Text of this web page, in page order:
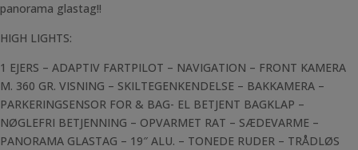
panorama glastag!!
HIGH LIGHTS:
1 EJERS – ADAPTIV FARTPILOT – NAVIGATION – FRONT KAMERA
M. 360 GR. VISNING – SKILTEGENKENDELSE – BAKKAMERA –
PARKERINGSENSOR FOR & BAG- EL BETJENT BAGKLAP –
NØGLEFRI BETJENNING – OPVARMET RAT – SÆDEVARME –
PANORAMA GLASTAG – 19″ ALU. – TONEDE RUDER – TRÅDLØS